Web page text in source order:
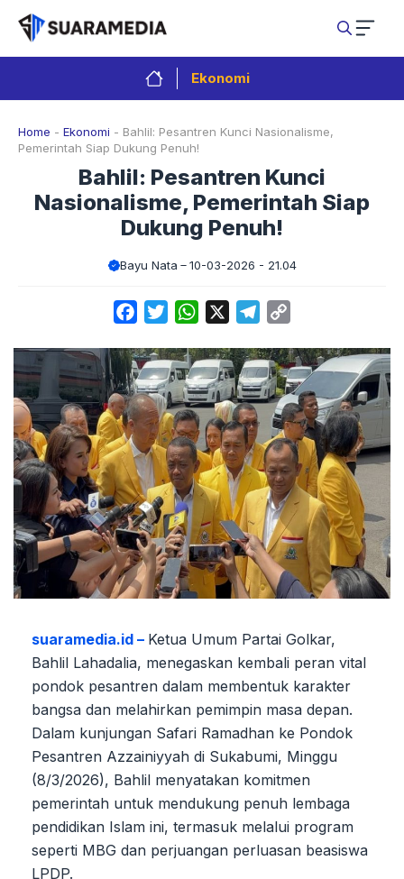
Langsung
isi
Ekonomi
Home - Ekonomi - Bahlil: Pesantren Kunci Nasionalisme,
Pemerintah Siap Dukung Penuh!
Bahlil: Pesantren Kunci
Nasionalisme, Pemerintah Siap
Dukung Penuh!
Bayu Nata 10-03-2026 - 21.04
FacebookTwitterWhatsApp Telegram
suaramedia.id – Ketua Umum Partai Golkar,
Bahlil Lahadalia, menegaskan kembali peran vital
pondok pesantren dalam membentuk karakter
bangsa dan melahirkan pemimpin masa depan.
Dalam kunjungan Safari Ramadhan ke Pondok
Pesantren Azzainiyyah di Sukabumi, Minggu
(8/3/2026), Bahlil menyatakan komitmen
pemerintah untuk mendukung penuh lembaga
pendidikan Islam ini, termasuk melalui program
seperti MBG dan perjuangan perluasan beasiswa
LPDP.